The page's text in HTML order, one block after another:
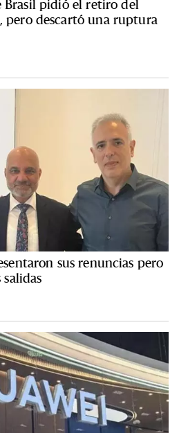
pidió el retiro del
pero descartó una ruptura
sus renuncias pero